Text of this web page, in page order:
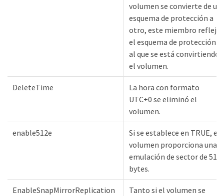
volumen se convierte de un
esquema de protección a
otro, este miembro refleja
el esquema de protección
al que se está convirtiendo
el volumen.
DeleteTime
La hora con formato
UTC+0 se eliminó el
volumen.
enable512e
Si se establece en TRUE, el
volumen proporciona una
emulación de sector de 512
bytes.
EnableSnapMirrorReplication
Tanto si el volumen se